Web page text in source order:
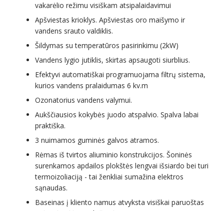
vakarėlio režimu visiškam atsipalaidavimui
Apšviestas krioklys. Apšviestas oro maišymo ir
vandens srauto valdiklis.
Šildymas su temperatūros pasirinkimu (2kW)
Vandens lygio jutiklis, skirtas apsaugoti siurblius.
Efektyvi automatiškai programuojama filtrų sistema,
kurios vandens pralaidumas 6 kv.m
Ozonatorius vandens valymui.
Aukščiausios kokybės juodo atspalvio. Spalva labai
praktiška.
3 nuimamos guminės galvos atramos.
Rėmas iš tvirtos aliuminio konstrukcijos. Šoninės
surenkamos apdailos plokštės lengvai išsiardo bei turi
termoizoliaciją - tai ženkliai sumažina elektros
sąnaudas.
Baseinas į kliento namus atvyksta visiškai paruoštas